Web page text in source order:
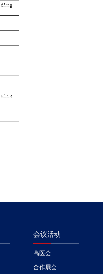
会议活动
高医会
合作展会